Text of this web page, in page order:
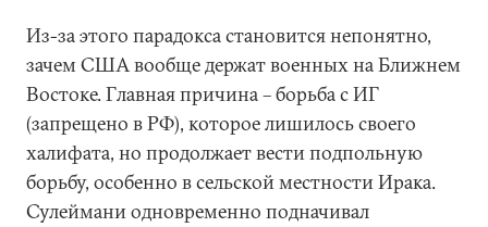
Из-за этого парадокса становится непонятно,
зачем США вообще держат военных на Ближнем
Востоке. Главная причина – борьба с ИГ
(запрещено в РФ), которое лишилось своего
халифата, но продолжает вести подпольную
борьбу, особенно в сельской местности Ирака.
Сулеймани одновременно подначивал